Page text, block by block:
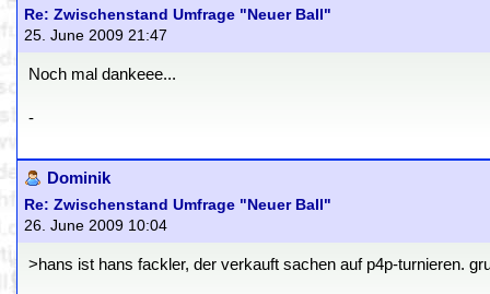
Re: Zwischenstand Umfrage "Neuer Ball"
25. June 2009 21:47
Noch mal dankeee...
-
Dominik
Re: Zwischenstand Umfrage "Neuer Ball"
26. June 2009 10:04
>hans ist hans fackler, der verkauft sachen auf p4p-turnieren.